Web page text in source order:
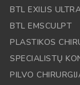
BTL EXILIS
BTL EMSCULPT
PLASTIKOS
SPECIALISTŲ
PILVO